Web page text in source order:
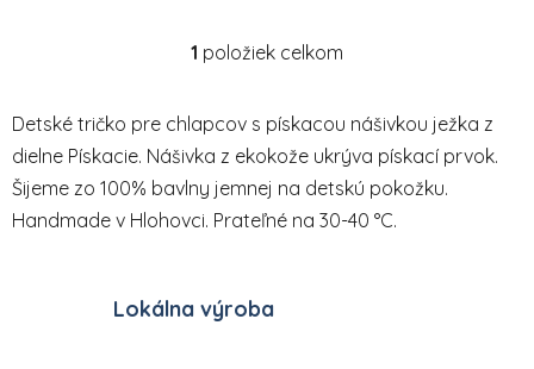
Ovládacie prvky výpisu
1 položiek celkom
Detské tričko pre chlapcov s pískacou nášivkou ježka z
dielne Pískacie. Nášivka z ekokože ukrýva pískací prvok.
Šijeme zo 100% bavlny jemnej na detskú pokožku.
Handmade v Hlohovci. Prateľné na 30-40 °C.
Lokálna výroba